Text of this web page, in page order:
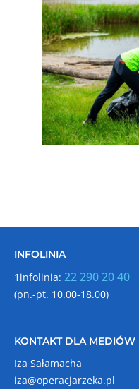
INFOLINIA
1infolinia: 22 290 20 40
(pn.-pt. 10.00-18.00)
KONTAKT DLA MEDIÓW
Iza Sałamacha
iza@operacjarzeka.pl